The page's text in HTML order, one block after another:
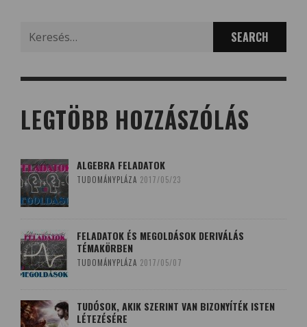
LEGTÖBB HOZZÁSZÓLÁS
ALGEBRA FELADATOK
TUDOMÁNYPLÁZA 2017/05/23
FELADATOK ÉS MEGOLDÁSOK DERIVÁLÁS
TÉMAKÖRBEN
TUDOMÁNYPLÁZA 2017/05/07
TUDÓSOK, AKIK SZERINT VAN BIZONYÍTÉK ISTEN
LÉTEZÉSÉRE